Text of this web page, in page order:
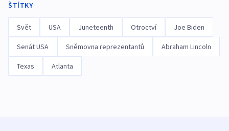
ŠTÍTKY
Svět USA Juneteenth Otroctví Joe Biden
Senát USA Sněmovna reprezentantů Abraham Lincoln
Texas Atlanta